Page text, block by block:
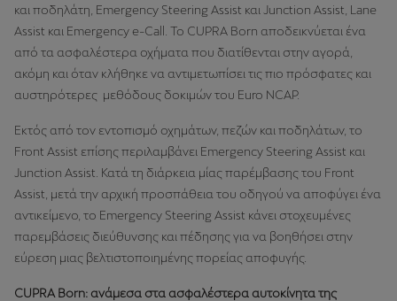
και ποδηλάτη, Emergency Steering Assist και Junction Assist, Lane
Assist και Emergency e-Call. Το CUPRA Born αποδεικνύεται ένα
από τα ασφαλέστερα οχήματα που διατίθενται στην αγορά,
ακόμη και όταν κλήθηκε να αντιμετωπίσει τις πιο πρόσφατες και
αυστηρότερες μεθόδους δοκιμών του Euro NCAP.
Εκτός από τον εντοπισμό οχημάτων, πεζών και ποδηλάτων, το
Front Assist επίσης περιλαμβάνει Emergency Steering Assist και
Junction Assist. Κατά τη διάρκεια μίας παρέμβασης του Front
Assist, μετά την αρχική προσπάθεια του οδηγού να αποφύγει ένα
αντικείμενο, το Emergency Steering Assist κάνει στοχευμένες
παρεμβάσεις διεύθυνσης και πέδησης για να βοηθήσει στην
εύρεση μιας βελτιστοποιημένης πορείας αποφυγής.
CUPRA Born: ανάμεσα στα ασφαλέστερα αυτοκίνητα της